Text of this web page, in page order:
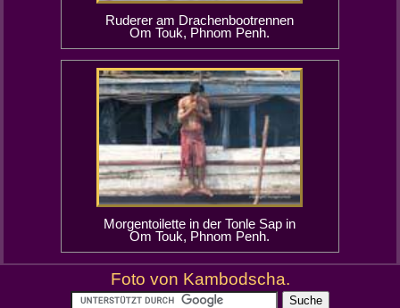
Ruderer am Drachenbootrennen
Om Touk, Phnom Penh.
Morgentoilette in der Tonle Sap in
Om Touk, Phnom Penh.
Foto von Kambodscha.